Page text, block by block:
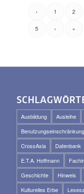
‹ 1 2
5 › »
Ausbildung Ausleihe
Benutzungseinschränkung
CrossAsia
Datenbank
E.T.A. Hoffmann
Geschichte
Hinweis
Kulturelles Erbe